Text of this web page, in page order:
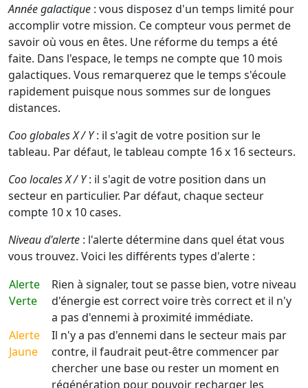
Année galactique : vous disposez d'un temps limité pour
accomplir votre mission. Ce compteur vous permet de
savoir où vous en êtes. Une réforme du temps a été
faite. Dans l'espace, le temps ne compte que 10 mois
galactiques. Vous remarquerez que le temps s'écoule
rapidement puisque nous sommes sur de longues
distances.
Coo globales X / Y: il s'agit de votre position sur le
tableau. Par défaut, le tableau compte 16 x 16 secteurs.
Coo locales X / Y: il s'agit de votre position dans un
secteur en particulier. Par défaut, chaque secteur
compte 10 x 10 cases.
Niveau d'alerte : l'alerte détermine dans quel état vous
vous trouvez. Voici les différents types d'alerte :
Alerte
Verte
Rien à signaler, tout se passe bien, votre niveau
d'énergie est correct voire très correct et il n'y
a pas d'ennemi à proximité immédiate.
Alerte
Jaune
Il n'y a pas d'ennemi dans le secteur mais par
contre, il faudrait peut-être commencer par
chercher une base ou rester un moment en
régénération pour pouvoir recharger les